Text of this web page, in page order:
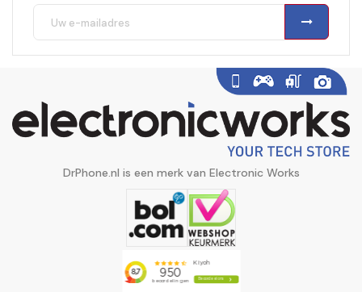
DrPhone.nl is een merk van Electronic Works